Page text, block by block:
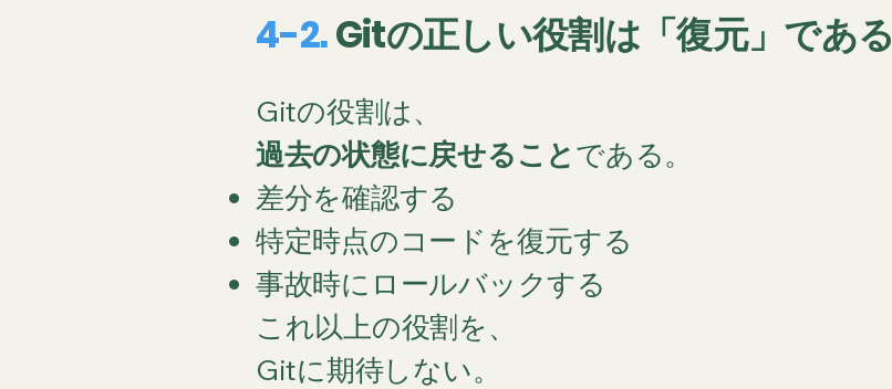
4-2.Gitの正しい役割は「復元」である
Gitの役割は、
過去の状態に戻せることである。
差分を確認する
特定時点のコードを復元する
事故時にロールバックする
これ以上の役割を、
Gitに期待しない。